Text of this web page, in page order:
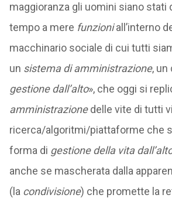
maggioranza gli uomini siano stati
tempo a mere funzioniall’interno
macchinario sociale di cui tutti
un sistema di amministrazione, un
gestione dall’alto», che oggi si
amministrazionedelle vite di tutti
ricerca/algoritmi/piattaforme che
forma di gestione della vita
anche se mascherata dalla
(la condivisione) che promette la